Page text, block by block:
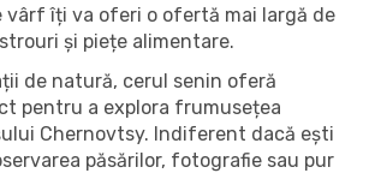
vârf îți va oferi o ofertă mai largă de
și piețe alimentare.
de natură, cerul senin oferă
pentru a explora frumusețea
Chernovtsy. Indiferent dacă ești
păsărilor, fotografie sau pur